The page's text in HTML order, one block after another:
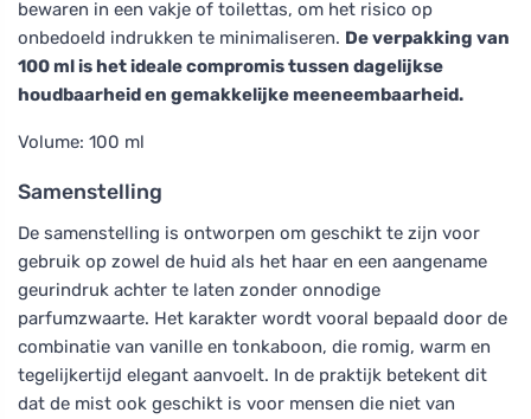
bewaren in een vakje of toilettas, om het risico op
onbedoeld indrukken te minimaliseren. De verpakking van
100 ml is het ideale compromis tussen dagelijkse
houdbaarheid en gemakkelijke meeneembaarheid.
Volume: 100 ml
Samenstelling
De samenstelling is ontworpen om geschikt te zijn voor
gebruik op zowel de huid als het haar en een aangename
geurindruk achter te laten zonder onnodige
parfumzwaarte. Het karakter wordt vooral bepaald door de
combinatie van vanille en tonkaboon, die romig, warm en
tegelijkertijd elegant aanvoelt. In de praktijk betekent dit
dat de mist ook geschikt is voor mensen die niet van